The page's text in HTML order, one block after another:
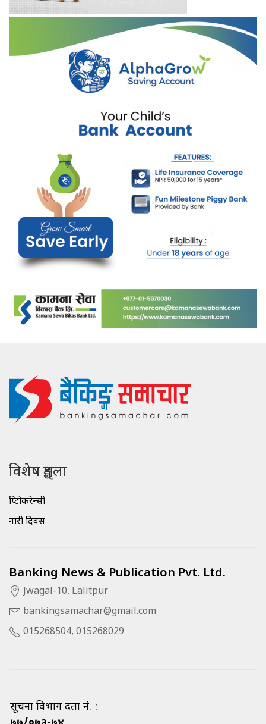
विशेष शृङ्खला
क्रिप्टोकरेन्सी
नारी दिवस
Banking News & Publication Pvt. Ltd.
Jwagal-10, Lalitpur
bankingsamachar@gmail.com
015268504, 015268029
सूचना विभाग दर्ता नं. :